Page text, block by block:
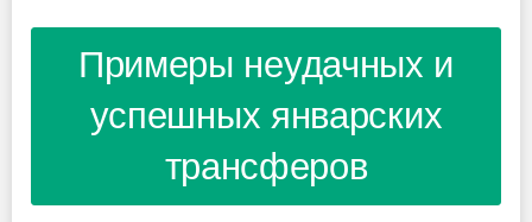
Примеры неудачных и
успешных январских
трансферов